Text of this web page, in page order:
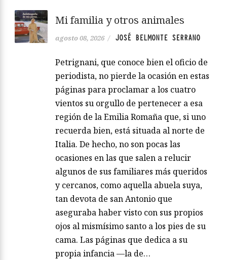
Mi familia y otros animales
agosto 08, 2026 / JOSÉ BELMONTE SERRANO
Petrignani, que conoce bien el oficio de
periodista, no pierde la ocasión en estas
páginas para proclamar a los cuatro
vientos su orgullo de pertenecer a esa
región de la Emilia Romaña que, si uno
recuerda bien, está situada al norte de
Italia. De hecho, no son pocas las
ocasiones en las que salen a relucir
algunos de sus familiares más queridos
y cercanos, como aquella abuela suya,
tan devota de san Antonio que
aseguraba haber visto con sus propios
ojos al mismísimo santo a los pies de su
cama. Las páginas que dedica a su
propia infancia —la de…